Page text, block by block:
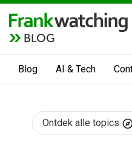
BLOG
Blog AI & Tech
Ontdek alle topics